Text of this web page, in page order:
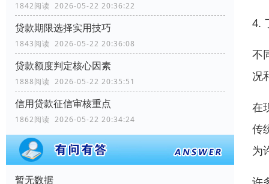
1842阅读 2026-05-22 20:36:22
贷款期限选择实用技巧
1843阅读 2026-05-22 20:36:08
贷款额度判定核心因素
1888阅读 2026-05-22 20:35:51
信用贷款征信审核重点
1862阅读 2026-05-22 20:34:24
暂无数据
4.
不
况
在
传
为